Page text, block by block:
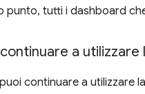
punto, tutti i dashboard
a utilizzare
continuare a utilizzare